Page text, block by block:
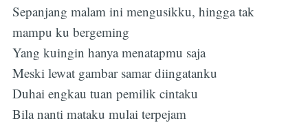
Sepanjang malam ini mengusikku, hingga tak
mampu ku bergeming
Yang kuingin hanya menatapmu saja
Meski lewat gambar samar diingatanku
Duhai engkau tuan pemilik cintaku
Bila nanti mataku mulai terpejam